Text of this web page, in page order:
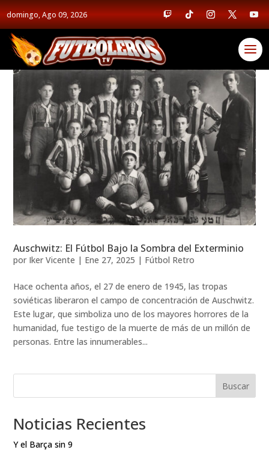
domingo, Ago 09, 2026
Auschwitz: El Fútbol Bajo la Sombra del Exterminio
por Iker Vicente | Ene 27, 2025 | Fútbol Retro
Hace ochenta años, el 27 de enero de 1945, las tropas
soviéticas liberaron el campo de concentración de Auschwitz.
Este lugar, que simboliza uno de los mayores horrores de la
humanidad, fue testigo de la muerte de más de un millón de
personas. Entre las innumerables...
Buscar
Noticias Recientes
Y el Barça sin 9